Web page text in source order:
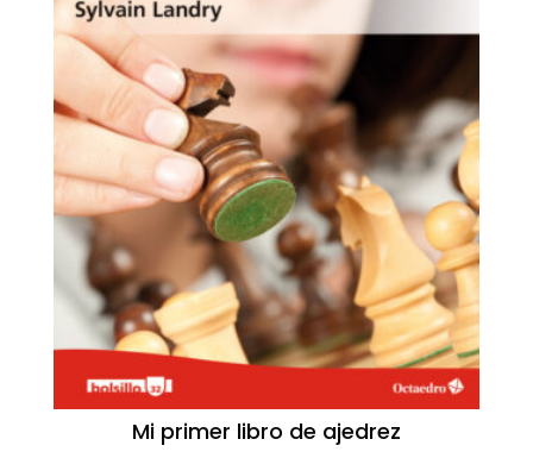
Mi primer libro de ajedrez